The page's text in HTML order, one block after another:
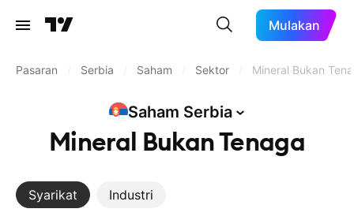
Mulakan
Pasaran Serbia Saham Sektor Mineral Bukan
Saham Serbia
Mineral Bukan Tenaga
Syarikat Industri